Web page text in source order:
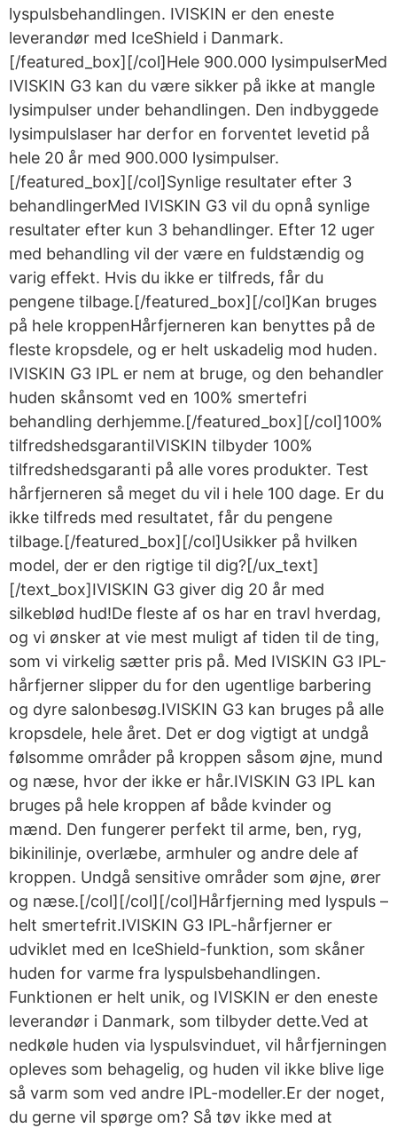
lyspulsbehandlingen. IVISKIN er den eneste
leverandør med IceShield i Danmark.
[/featured_box][/col]Hele 900.000 lysimpulserMed
IVISKIN G3 kan du være sikker på ikke at mangle
lysimpulser under behandlingen. Den indbyggede
lysimpulslaser har derfor en forventet levetid på
hele 20 år med 900.000 lysimpulser.
[/featured_box][/col]Synlige resultater efter 3
behandlingerMed IVISKIN G3 vil du opnå synlige
resultater efter kun 3 behandlinger. Efter 12 uger
med behandling vil der være en fuldstændig og
varig effekt. Hvis du ikke er tilfreds, får du
pengene tilbage.[/featured_box][/col]Kan bruges
på hele kroppenHårfjerneren kan benyttes på de
fleste kropsdele, og er helt uskadelig mod huden.
IVISKIN G3 IPL er nem at bruge, og den behandler
huden skånsomt ved en 100% smertefri
behandling derhjemme.[/featured_box][/col]100%
tilfredshedsgarantiIVISKIN tilbyder 100%
tilfredshedsgaranti på alle vores produkter. Test
hårfjerneren så meget du vil i hele 100 dage. Er du
ikke tilfreds med resultatet, får du pengene
tilbage.[/featured_box][/col]Usikker på hvilken
model, der er den rigtige til dig?[/ux_text]
[/text_box]IVISKIN G3 giver dig 20 år med
silkeblød hud!De fleste af os har en travl hverdag,
og vi ønsker at vie mest muligt af tiden til de ting,
som vi virkelig sætter pris på. Med IVISKIN G3 IPL-
hårfjerner slipper du for den ugentlige barbering
og dyre salonbesøg.IVISKIN G3 kan bruges på alle
kropsdele, hele året. Det er dog vigtigt at undgå
følsomme områder på kroppen såsom øjne, mund
og næse, hvor der ikke er hår.IVISKIN G3 IPL kan
bruges på hele kroppen af både kvinder og
mænd. Den fungerer perfekt til arme, ben, ryg,
bikinilinje, overlæbe, armhuler og andre dele af
kroppen. Undgå sensitive områder som øjne, ører
og næse.[/col][/col][/col]Hårfjerning med lyspuls –
helt smertefrit.IVISKIN G3 IPL-hårfjerner er
udviklet med en IceShield-funktion, som skåner
huden for varme fra lyspulsbehandlingen.
Funktionen er helt unik, og IVISKIN er den eneste
leverandør i Danmark, som tilbyder dette.Ved at
nedkøle huden via lyspulsvinduet, vil hårfjerningen
opleves som behagelig, og huden vil ikke blive lige
så varm som ved andre IPL-modeller.Er der noget,
du gerne vil spørge om? Så tøv ikke med at